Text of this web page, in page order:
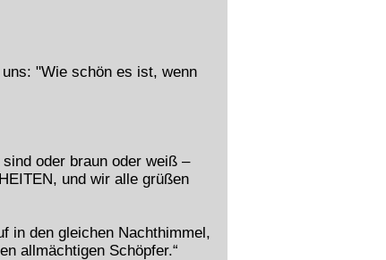
"Wie schön es ist, wenn
oder braun oder weiß –
und wir alle grüßen
in den gleichen Nachthimmel,
allmächtigen Schöpfer.“